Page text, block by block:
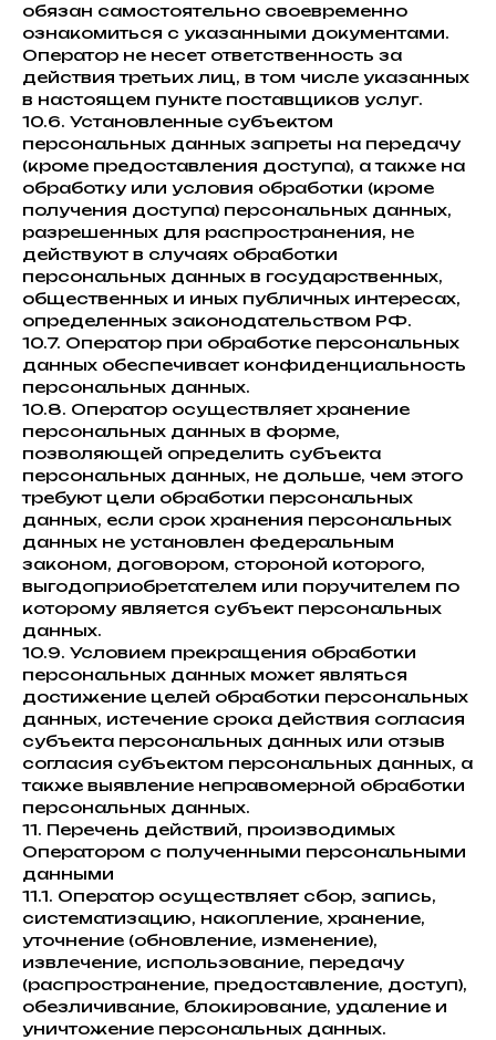
обязан самостоятельно своевременно
ознакомиться с указанными документами.
Оператор не несет ответственность за
действия третьих лиц, в том числе указанных
в настоящем пункте поставщиков услуг.
10.6. Установленные субъектом
персональных данных запреты на передачу
(кроме предоставления доступа), а также на
обработку или условия обработки (кроме
получения доступа) персональных данных,
разрешенных для распространения, не
действуют в случаях обработки
персональных данных в государственных,
общественных и иных публичных интересах,
определенных законодательством РФ.
10.7. Оператор при обработке персональных
данных обеспечивает конфиденциальность
персональных данных.
10.8. Оператор осуществляет хранение
персональных данных в форме,
позволяющей определить субъекта
персональных данных, не дольше, чем этого
требуют цели обработки персональных
данных, если срок хранения персональных
данных не установлен федеральным
законом, договором, стороной которого,
выгодоприобретателем или поручителем по
которому является субъект персональных
данных.
10.9. Условием прекращения обработки
персональных данных может являться
достижение целей обработки персональных
данных, истечение срока действия согласия
субъекта персональных данных или отзыв
согласия субъектом персональных данных, а
также выявление неправомерной обработки
персональных данных.
11. Перечень действий, производимых
Оператором с полученными персональными
данными
11.1. Оператор осуществляет сбор, запись,
систематизацию, накопление, хранение,
уточнение (обновление, изменение),
извлечение, использование, передачу
(распространение, предоставление, доступ),
обезличивание, блокирование, удаление и
уничтожение персональных данных.